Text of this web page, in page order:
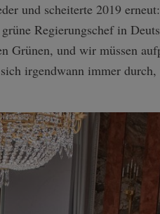
und scheiterte 2019
Regierungschef in
Grünen, und wir müssen
irgendwann immer